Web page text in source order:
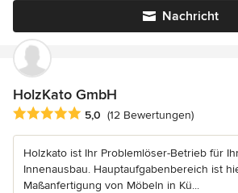
Nachricht
HolzKato GmbH
Durchschnittliche Bewertung: 5 von 5
5,0 (12 Bewertungen)
Holzkato ist Ihr Problemlöser-Betrieb für
Innenausbau. Hauptaufgabenbereich ist
Maßanfertigung von Möbeln in Kü...